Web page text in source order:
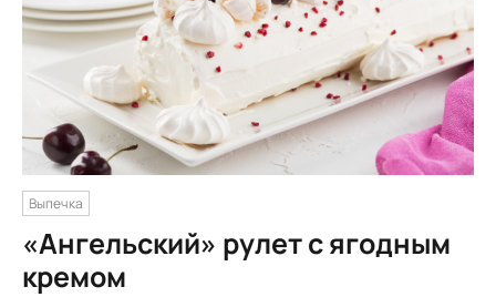
Выпечка
«Ангельский» рулет с ягодным
кремом